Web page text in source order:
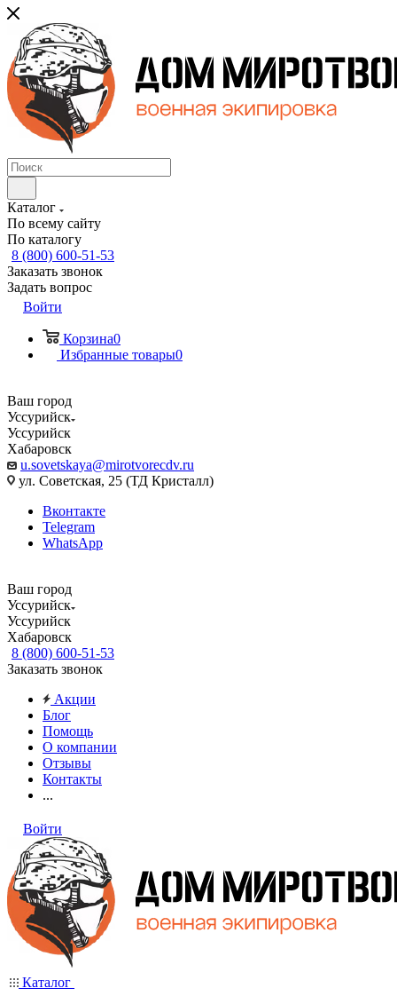
Каталог
По всему сайту
По каталогу
8 (800) 600-51-53
Заказать звонок
Задать вопрос
Войти
Корзина0
Избранные товары0
Ваш город
Уссурийск
Уссурийск
Хабаровск
u.sovetskaya@mirotvorecdv.ru
ул. Советская, 25 (ТД Кристалл)
Вконтакте
Telegram
WhatsApp
Ваш город
Уссурийск
Уссурийск
Хабаровск
8 (800) 600-51-53
Заказать звонок
Акции
Блог
Помощь
О компании
Отзывы
Контакты
...
Войти
Каталог